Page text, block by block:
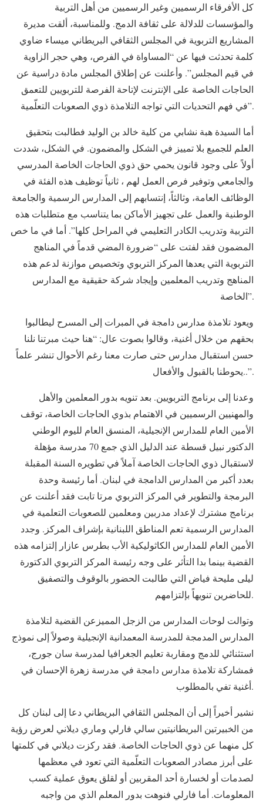
كل الأفرقاء الرسميين وغير الرسميين من أهل التربية
والمؤسسات للدلالة على ثقافة الدمج. وللمناسبة، ألقت مديرة
المشاريع التربوية في المجلس الثقافي البريطاني ميساء ضاوي
كلمة تحدثت فيها عن “المساواة في الفرص، وهي حجر الزاوية
في قيم المجلس”. وأعلنت عن إطلاق المجلس مادة دراسية عن
الحاجات الخاصة على الإنترنت لإتاحة الفرصة للتربويين للتعمق
في فهم التحديات التي تواجه التلامذة ذوي الصعوبات التعلّمية”.
أما السيدة هبة نشابي من كلية خالد بن الوليد فطالبت بتحقيق
العلم للجميع بلا تمييز في الشكل والمضمون. في الشكل، شددت
أولاً على وجود قانون يحمي حق ذوي الحاجات الخاصة المدرسي
والجامعي وتوفير فرص العمل لهم ، ثانياً توظيف هذه الفئة في
الوظائف العامة، وثالثاً، إنتسابهم إلى المدارس الرسمية والجامعة
الوطنية والعمل على تجهيز الأماكن بما يتناسب مع متطلبات هذه
التربية وتدريب الكادر التعليمي في المراحل كلها”. أما في ما خص
المضمون فقد لفتت على “ضرورة المضي قدماً في المناهج
التربوية التي يعدها المركز التربوي وتخصيص موازنة لدعم هذه
المناهج وتدريب المعلمين وإيجاد شركة حقيقية مع المدارس
الخاصة”.
ويعود تلامذة مدارس دامجة في المبرات إلى المسرح ليطالبوا
بحقهم من خلال أغنية، وقالوا بصوت عال: “هنا حيث مبرتنا نلنا
حسن استقبال مدارس حتى صارت معنا رغم الأحوال تنشر علماً
يحوطنا بالقبول والأفعال..”.
وعدنا إلى برنامج التربويين. بعد تنويه بدور المعلمين والأهل
والمهنيين الرسميين في الاهتمام بذوي الحاجات الخاصة، توقف
الأمين العام للمدارس الإنجيلية، المنسق العام لليوم الوطني
الدكتور نبيل قسطة عند الدليل الذي جمع 70 مدرسة مؤهلة
لاستقبال ذوي الحاجات الخاصة آملاً في تطويره السنة المقبلة
بعدد أكبر من المدارس الدامجة في لبنان. أما رئيسة وحدة
البرمجة والتطوير في المركز التربوي مرتا تابت فقد أعلنت عن
برنامج مشترك لإعداد مدربين ومعلمين للصعوبات التعلمية في
المدارس الرسمية تعم المناطق اللبنانية بإشراف المركز. وجدد
الأمين العام للمدارس الكاثوليكية الأب بطرس عازار إلتزامه هذه
القضية بينما بدا التأثر على وجه رئيسة المركز التربوي الدكتورة
ليلى مليحة فياض التي طالبت الحضور بالوقوف والتصفيق
للحاضرين تنويهاً بإلتزامهم.
وتوالت لوحات المدارس من الزجل المميزعن القضية لتلامذة
المدارس المدمجة للمدرسة المعمدانية الإنجيلية وصولاً إلى نموذج
استثنائي للدمج ومقاربة تعليم الجغرافيا لمدرسة سان جورج،
فمشاركة تلامذة مدارس دامجة في مدرسة زهرة الإحسان في
أغنية تفي بالمطلوب.
نشير أخيراً إلى أن المجلس الثقافي البريطاني دعا إلى لبنان كل
من الخبيرتين البريطانيتين سالي فارلي وماري ديلاني لعرض رؤية
كل منهما عن ذوي الحاجات الخاصة. فقد ركزت ديلاني في كلمتها
على أبرز مصادر الصعوبات التعلّمية التي تعود في معظمها
لصدمات أو لخسارة أحد المقربين أو لقلق يعوق عملية كسب
المعلومات. أما فارلي فنوهت بدور المعلم الذي من واجبه